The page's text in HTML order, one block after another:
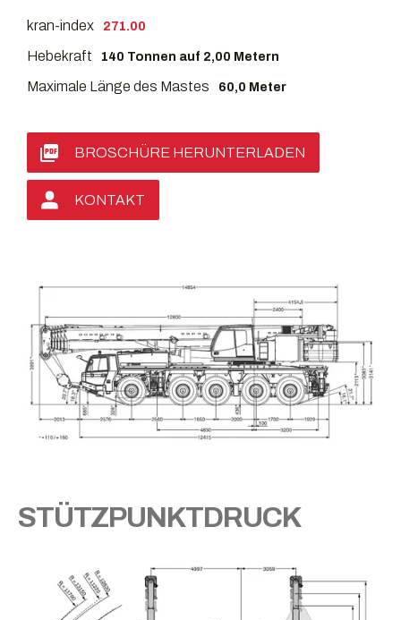
kran-index 271.00
Hebekraft 140 Tonnen auf 2,00 Metern
Maximale Länge des Mastes 60,0 Meter
BROSCHÜRE HERUNTERLADEN
KONTAKT
STÜTZPUNKTDRUCK